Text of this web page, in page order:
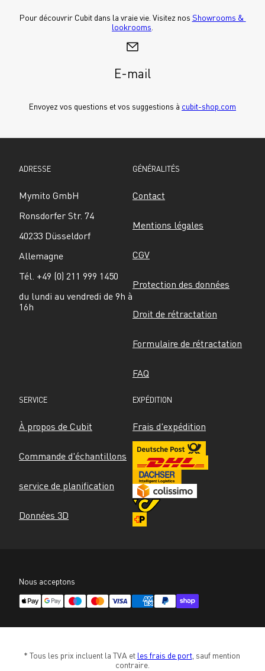
Pour découvrir Cubit dans la vraie vie. Visitez nos Showrooms &
lookrooms
E-mail
Envoyez vos questions et vos suggestions à cubit-shop.com
ADRESSE
Mymito GmbH
Ronsdorfer Str. 74
40233 Düsseldorf
Allemagne
Tél. +49 (0) 211 999 1450
du lundi au vendredi de 9h à
16h
GÉNÉRALITÉS
Contact
Mentions légales
CGV
Protection des données
Droit de rétractation
Formulaire de rétractation
FAQ
SERVICE
À propos de Cubit
Commande d'échantillons
service de planification
Données 3D
EXPÉDITION
Frais d'expédition
Nous acceptons
* Tous les prix incluent la TVA et les frais de port, sauf mention
contraire.